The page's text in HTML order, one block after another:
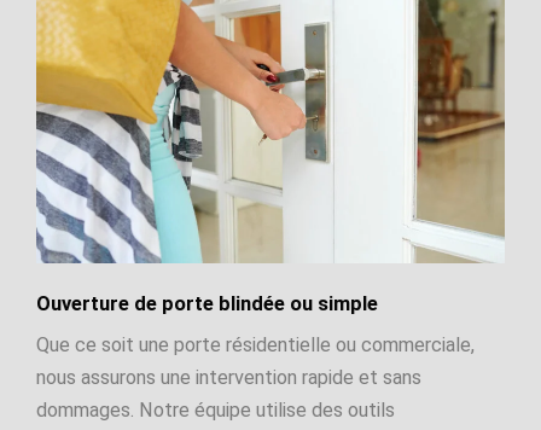
Ouverture de porte blindée ou simple
Que ce soit une porte résidentielle ou commerciale,
nous assurons une intervention rapide et sans
dommages. Notre équipe utilise des outils